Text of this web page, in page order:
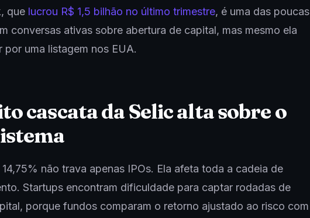
que lucrou R$ 1,5 bilhão no último trimestre, é uma das poucas
conversas ativas sobre abertura de capital, mas mesmo ela
por uma listagem nos EUA.
cascata da Selic alta sobre o
não trava apenas IPOs. Ela afeta toda a cadeia de
Startups encontram dificuldade para captar rodadas de
porque fundos comparam o retorno ajustado ao risco com